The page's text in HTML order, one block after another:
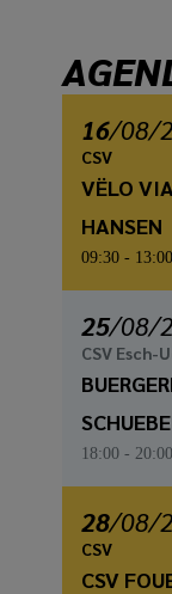
16/08/
CSV
VËLO
HANSEN
09:30 - 13:00
25/08/
CSV Esch-
18:00 - 20:00
28/08/
CSV
CSV